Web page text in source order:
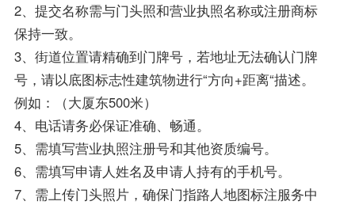
2、提交名称需与门头照和营业执照名称或注册商标
保持一致。
3、街道位置请精确到门牌号，若地址无法确认门牌
号，请以底图标志性建筑物进行“方向+距离“描述。
例如：（大厦东500米）
4、电话请务必保证准确、畅通。
5、需填写营业执照注册号和其他资质编号。
6、需填写申请人姓名及申请人持有的手机号。
7、需上传门头照片，确保门指路人地图标注服务中